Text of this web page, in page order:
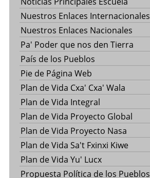
Nuestros Enlaces Internacionales
Nuestros Enlaces Nacionales
Pa' Poder que nos den Tierra
País de los Pueblos
Pie de Página Web
Plan de Vida Cxa' Cxa' Wala
Plan de Vida Integral
Plan de Vida Proyecto Global
Plan de Vida Proyecto Nasa
Plan de Vida Sa't Fxinxi Kiwe
Plan de Vida Yu' Lucx
Propuesta Política de los Pueblos